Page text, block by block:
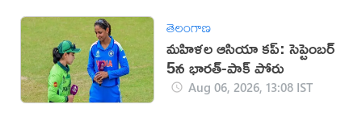
తెలంగాణ
మహిళల ఆసియా కప్‌: సెప్టెంబర్
5న భారత్-పాక్ పోరు
Aug 06, 2026, 13:08 IST